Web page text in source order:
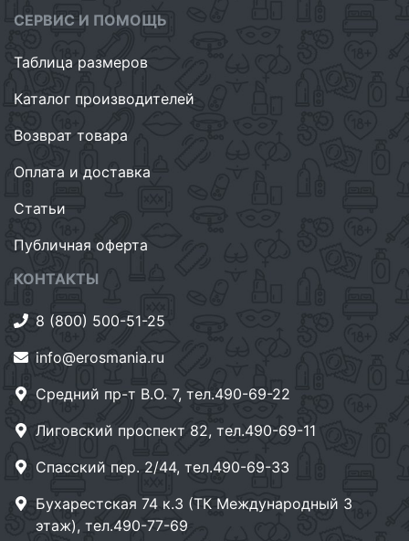
СЕРВИС И ПОМОЩЬ
Таблица размеров
Каталог производителей
Возврат товара
Оплата и доставка
Статьи
Публичная оферта
КОНТАКТЫ
8 (800) 500-51-25
info@erosmania.ru
Средний пр-т В.О. 7, тел.490-69-22
Лиговский проспект 82, тел.490-69-11
Спасский пер. 2/44, тел.490-69-33
Бухарестская 74 к.3 (ТК Международный 3
этаж), тел.490-77-69